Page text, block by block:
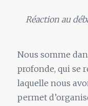
Réaction au
Nous somme
profonde, qui se
laquelle nous
permet